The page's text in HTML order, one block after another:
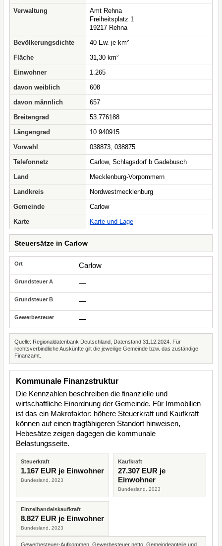
Verwaltung
Amt Rehna
Freiheitsplatz 1
19217 Rehna
Bevölkerungsdichte
40 Ew. je km²
Fläche
31,30 km²
Einwohner
1.265
davon weiblich
608
davon männlich
657
Breitengrad
53.776188
Längengrad
10.940915
Vorwahl
038873, 038875
Telefonnetz
Carlow, Schlagsdorf b Gadebusch
Land
Mecklenburg-Vorpommern
Landkreis
Nordwestmecklenburg
Gemeinde
Carlow
Karte
Karte und Lage
Steuersätze in Carlow
Carlow
—
—
—
Quelle: Regionaldatenbank Deutschland, Datenstand 31.12.2024. Für
rechtsverbindliche Auskünfte gilt die jeweilige Gemeinde bzw. das zuständige
Finanzamt.
Kommunale Finanzstruktur
Die Kennzahlen beschreiben die finanzielle und
wirtschaftliche Einordnung der Gemeinde. Für Immobilien
ist das ein Makrofaktor: höhere Steuerkraft und Kaufkraft
können auf einen tragfähigeren Standort hinweisen,
Hebesätze zeigen dagegen die kommunale
Belastungsseite.
Steuerkraft
1.167 EUR je Einwohner
Bundesland, 2023
Kaufkraft
27.307 EUR je
Einwohner
Bundesland, 2023
Einzelhandelskaufkraft
8.827 EUR je Einwohner
Bundesland, 2023
Gewerbesteuer-Aufkommen, Gewerbesteuer netto, Gemeindeanteile und